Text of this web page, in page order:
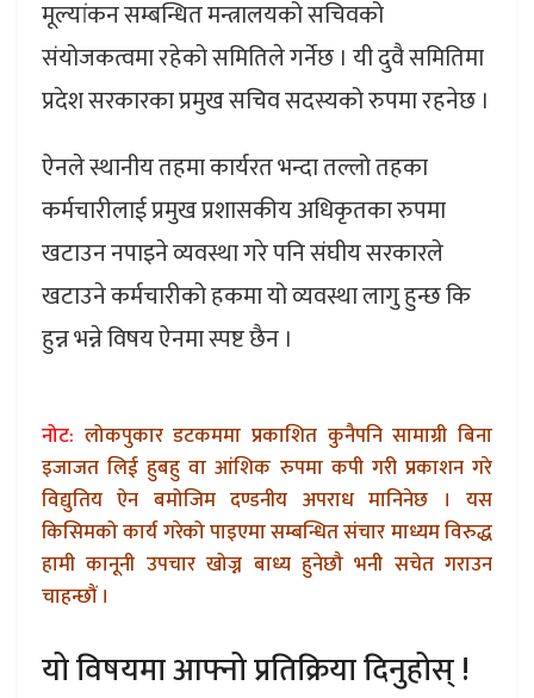
मूल्यांकन सम्बन्धित मन्त्रालयको सचिवको
संयोजकत्वमा रहेको समितिले गर्नेछ । यी दुवै समितिमा
प्रदेश सरकारका प्रमुख सचिव सदस्यको रुपमा रहनेछ ।
ऐनले स्थानीय तहमा कार्यरत भन्दा तल्लो तहका
कर्मचारीलाई प्रमुख प्रशासकीय अधिकृतका रुपमा
खटाउन नपाइने व्यवस्था गरे पनि संघीय सरकारले
खटाउने कर्मचारीको हकमा यो व्यवस्था लागु हुन्छ कि
हुन्न भन्ने विषय ऐनमा स्पष्ट छैन ।
नोट: लोकपुकार डटकममा प्रकाशित कुनैपनि सामाग्री बिना
इजाजत लिई हुबहु वा आंशिक रुपमा कपी गरी प्रकाशन गरे
विद्युतिय ऐन बमोजिम दण्डनीय अपराध मानिनेछ । यस
किसिमको कार्य गरेको पाइएमा सम्बन्धित संचार माध्यम विरुद्ध
हामी कानूनी उपचार खोज्न बाध्य हुनेछौ भनी सचेत गराउन
चाहन्छौं ।
यो विषयमा आफ्नो प्रतिक्रिया दिनुहोस् !